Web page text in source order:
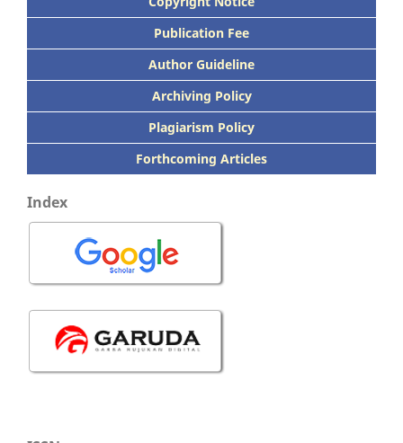
Publication Fee
Author Guideline
Archiving Policy
Plagiarism Policy
Forthcoming Articles
Index